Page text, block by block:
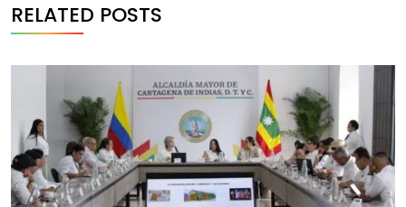
RELATED POSTS